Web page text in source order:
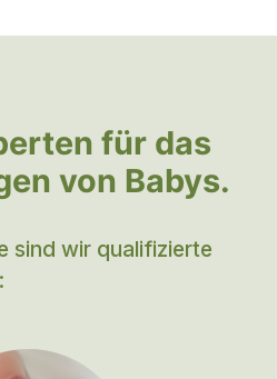
für das
von Babys.
sind wir qualifizierte